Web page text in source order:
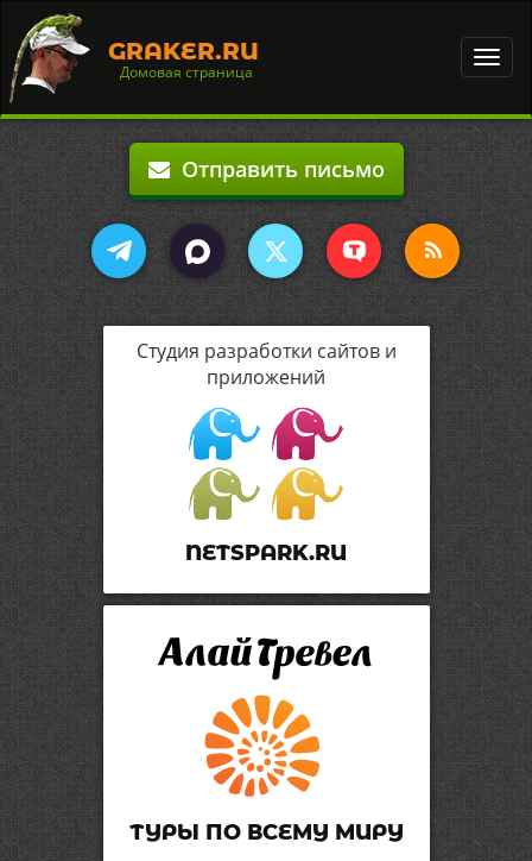
GRAKER.RU
Домовая страница
Отправить письмо
Студия разработки сайтов и
приложений
NETSPARK.RU
ТУРЫ ПО ВСЕМУ МИРУ